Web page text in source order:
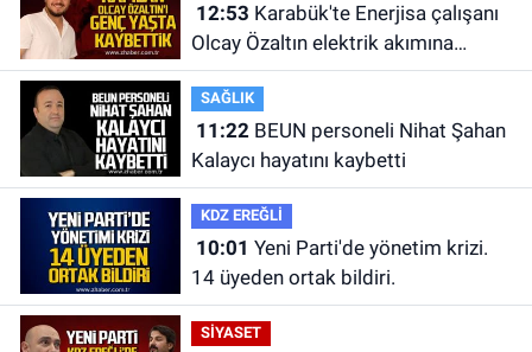
12:53
Olcay Özaltın elektrik akımına
kapılarak hayatını kaybetti.
SAĞLIK
11:22BEUN personeli Nihat Şahan
Kalaycı hayatını kaybetti
KDZ EREĞLİ
10:01
14 üyeden ortak bildiri.
SİYASET